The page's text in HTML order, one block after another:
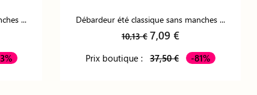
...
Débardeur été classique sans manches ...
10,13 € 7,09 €
Prix boutique : 37,50 € -81%